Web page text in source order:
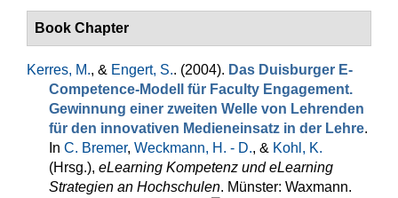
Book Chapter
Kerres, M., & Engert, S.. (2004). Das Duisburger E-
Competence-Modell für Faculty Engagement.
Gewinnung einer zweiten Welle von Lehrenden
für den innovativen Medieneinsatz in der Lehre.
In C. Bremer, Weckmann, H. - D., & Kohl, K.
(Hrsg.), eLearning Kompetenz und eLearning
Strategien an Hochschulen. Münster: Waxmann.